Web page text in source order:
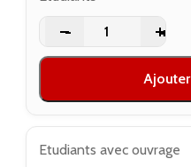
- +
Ajouter
Etudiants avec ouvrage